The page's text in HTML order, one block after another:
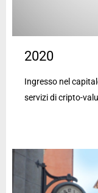
2020
Ingresso nel
servizi di cripto-